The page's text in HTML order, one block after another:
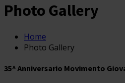
Photo Gallery
Home
Photo Gallery
35^ Anniversario Movimento